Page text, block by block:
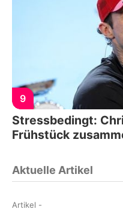
9
Stressbedingt:
Frühstück
Aktuelle Artikel
Artikel -